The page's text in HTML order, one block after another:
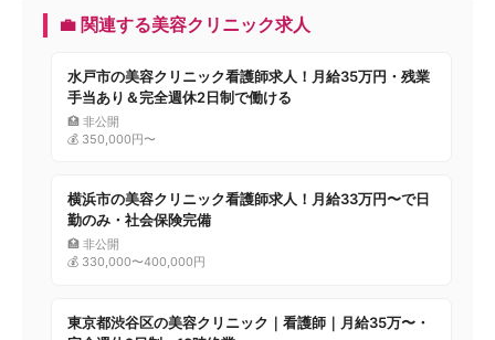
💼 関連する美容クリニック求人
水戸市の美容クリニック看護師求人！月給35万円・残業
手当あり＆完全週休2日制で働ける
🏥 非公開
💰 350,000円〜
横浜市の美容クリニック看護師求人！月給33万円〜で日
勤のみ・社会保険完備
🏥 非公開
💰 330,000〜400,000円
東京都渋谷区の美容クリニック｜看護師｜月給35万〜・